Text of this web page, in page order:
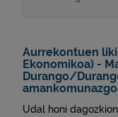
Aurrekontuen
Ekonomikoa) -
Durango/
Udal honi